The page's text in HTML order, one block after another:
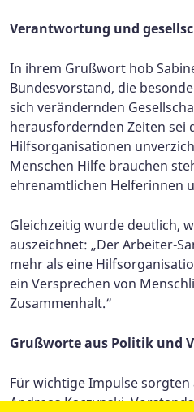
Verantwortung und
In ihrem Grußwort hob
Bundesvorstand, die
sich verändernden
herausfordernden Zeiten sei
Hilfsorganisationen
Menschen Hilfe brauchen
ehrenamtlichen Helferinnen
Gleichzeitig wurde deutlich,
auszeichnet: „Der Arbeiter-
mehr als eine
ein Versprechen von
Zusammenhalt.“
Grußworte aus Politik und
Für wichtige Impulse
Andreas Kaczynski,